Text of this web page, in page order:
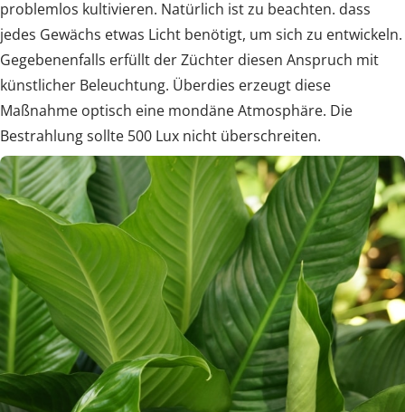
problemlos kultivieren. Natürlich ist zu beachten. dass
jedes Gewächs etwas Licht benötigt, um sich zu entwickeln.
Gegebenenfalls erfüllt der Züchter diesen Anspruch mit
künstlicher Beleuchtung. Überdies erzeugt diese
Maßnahme optisch eine mondäne Atmosphäre. Die
Bestrahlung sollte 500 Lux nicht überschreiten.